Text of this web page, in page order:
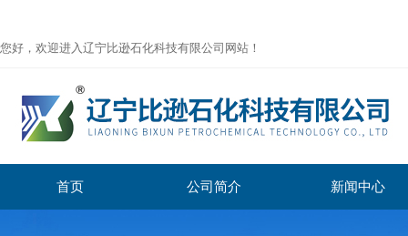
您好，欢迎进入辽宁比逊石化科技有限公司网站！
首页 公司简介 新闻中心